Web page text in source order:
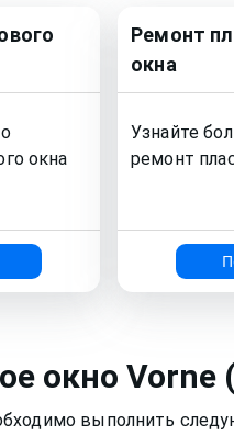
окна
Ремонт
окна
Узнайте
ремонт
окно Vorne
выполнить